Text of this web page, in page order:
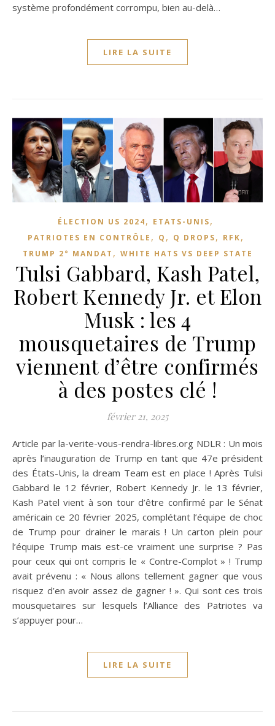
système profondément corrompu, bien au-delà…
LIRE LA SUITE
ÉLECTION US 2024, ETATS-UNIS,
PATRIOTES EN CONTRÔLE , Q , Q DROPS, RFK,
TRUMP 2° MANDAT , WHITE HATS VS DEEP STATE
Tulsi Gabbard, Kash Patel,
Robert Kennedy Jr. et Elon
Musk : les 4
mousquetaires de Trump
viennent d’être confirmés
à des postes clé !
février 21, 2025
Article par la-verite-vous-rendra-libres.org NDLR : Un mois
après l’inauguration de Trump en tant que 47e président
des États-Unis, la dream Team est en place ! Après Tulsi
Gabbard le 12 février, Robert Kennedy Jr. le 13 février,
Kash Patel vient à son tour d’être confirmé par le Sénat
américain ce 20 février 2025, complétant l’équipe de choc
de Trump pour drainer le marais ! Un carton plein pour
l’équipe Trump mais est-ce vraiment une surprise ? Pas
pour ceux qui ont compris le « Contre-Complot » ! Trump
avait prévenu : « Nous allons tellement gagner que vous
risquez d’en avoir assez de gagner ! ». Qui sont ces trois
mousquetaires sur lesquels l’Alliance des Patriotes va
s’appuyer pour…
LIRE LA SUITE